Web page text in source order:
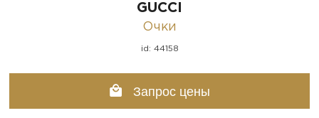
GUCCI
Очки
id: 44158
Запрос цены